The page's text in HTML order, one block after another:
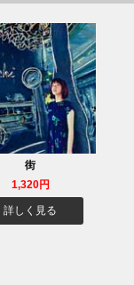
街
1,320円
詳しく見る